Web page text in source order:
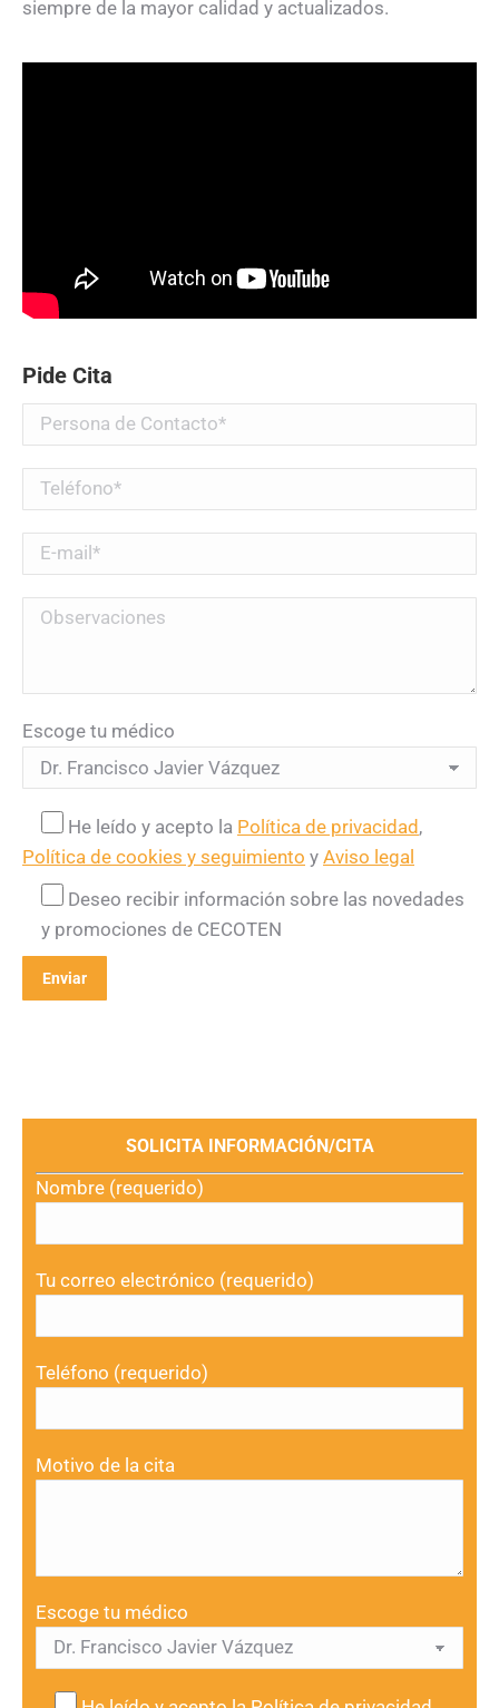
siempre de la mayor calidad y actualizados.
Pide Cita
Escoge tu médico
He leído y acepto la Política de privacidad,
Política de cookies y seguimiento y Aviso legal
Deseo recibir información sobre las novedades
y promociones de CECOTEN
SOLICITA INFORMACIÓN/CITA
Nombre (requerido)
Tu correo electrónico (requerido)
Teléfono (requerido)
Motivo de la cita
Escoge tu médico